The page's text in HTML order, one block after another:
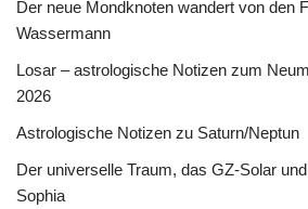
Der neue Mondknoten wandert von den
Wassermann
Losar – astrologische Notizen zum
2026
Astrologische Notizen zu Saturn/Neptun
Der universelle Traum, das GZ-Solar
Sophia